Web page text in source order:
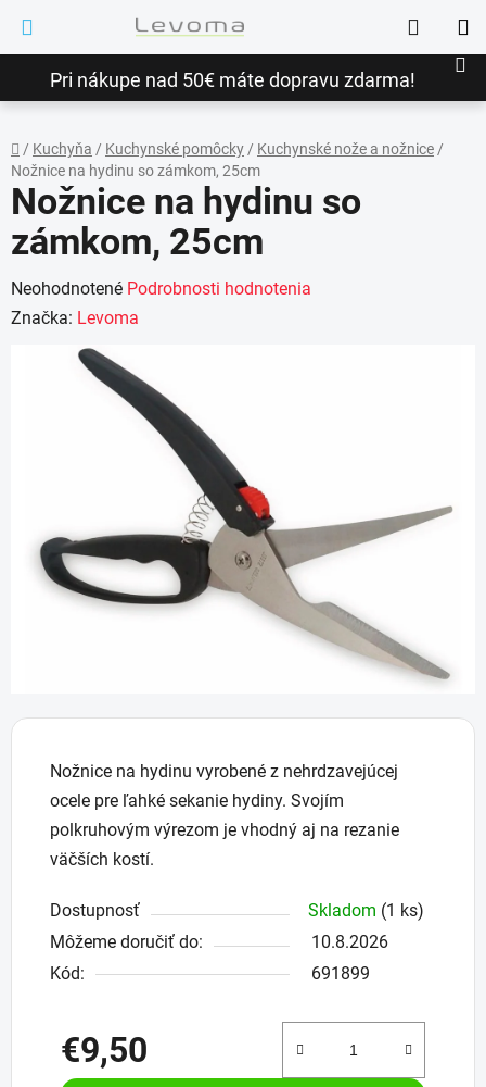
obsah
Pri nákupe nad 50€ máte dopravu zdarma!
Hľadať
Domov
/ Kuchyňa / Kuchynské pomôcky/ Kuchynské nože a nožnice/
Nožnice na hydinu so zámkom, 25cm
Nožnice na hydinu vyrobené z nehrdzavejúcej
ocele pre ľahké sekanie hydiny. Svojím
polkruhovým výrezom je vhodný aj na rezanie
väčších kostí.
Dostupnosť Skladom (1 ks)
Môžeme doručiť do:
10.8.2026
Kód:
691899
€9,50
Nožnice na hydinu so
zámkom, 25cm
Priemerné
hodnotenie
Neohodnotené Podrobnosti hodnotenia
Značka: Levoma